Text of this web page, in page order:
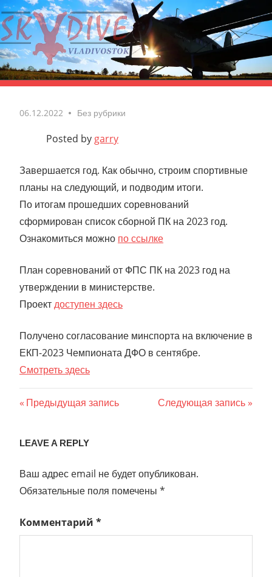
Skip
to
content
Vladivostok
skydive
06.12.2022 No comments
Без рубрики
Posted by garry
Завершается год. Как обычно, строим спортивные
планы на следующий, и подводим итоги.
По итогам прошедших соревнований
сформирован список сборной ПК на 2023 год.
Ознакомиться можно по ссылке
План соревнований от ФПС ПК на 2023 год на
утверждении в министерстве.
Проектдоступен здесь
Получено согласование минспорта на включение в
ЕКП-2023 Чемпионата ДФО в сентябре.
Смотреть здесь
Навигация
записям
Previous
Предыдущая запись
Next
Следующая запись
LEAVE A REPLY
Ваш адрес email не будет опубликован.
Обязательные поля помечены *
Комментарий *